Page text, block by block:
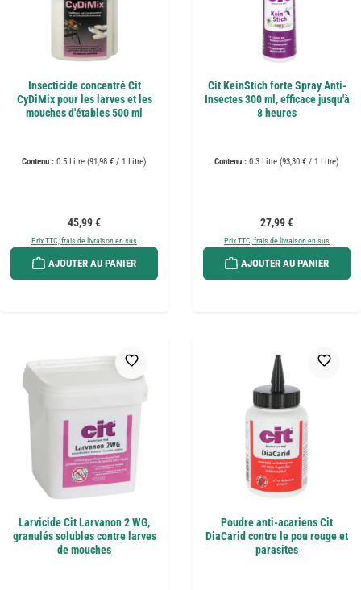
Insecticide concentré Cit
CyDiMix pour les larves et les
mouches d'étables 500 ml
Contenu : 0.5 Litre (91,98 € / 1 Litre)
Prix régulier :
45,99 €
Prix TTC, frais de livraison en sus
AJOUTER AU PANIER
Cit KeinStich forte Spray Anti-
Insectes 300 ml, efficace jusqu'à
8 heures
Contenu : 0.3 Litre (93,30 € / 1 Litre)
Prix régulier :
27,99 €
Prix TTC, frais de livraison en sus
AJOUTER AU PANIER
Larvicide Cit Larvanon 2 WG,
granulés solubles contre larves
de mouches
Poudre anti-acariens Cit
DiaCarid contre le pou rouge et
parasites